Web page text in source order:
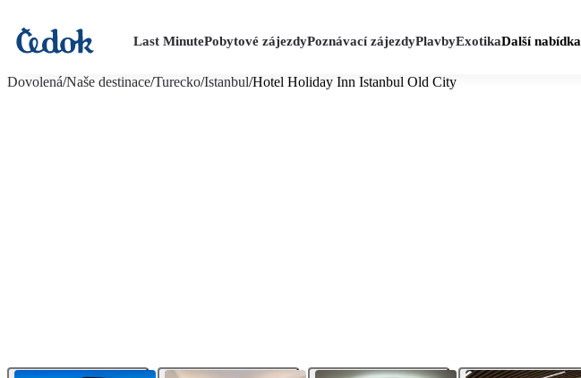
Last MinutePobytové zájezdyPoznávací zájezdyPlavbyExotikaDalší nabídka
Dovolená/Naše destinace/Turecko/Istanbul/Hotel Holiday Inn Istanbul Old City